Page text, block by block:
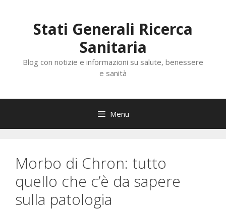
contenutoStati Generali Ricerca
Sanitaria
Blog con notizie e informazioni su salute, benessere
e sanità
Menu
Morbo di Chron: tutto
quello che c’è da sapere
sulla patologia